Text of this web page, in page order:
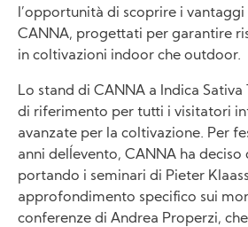
l’opportunità di scoprire i
CANNA, progettati per garantire
in coltivazioni indoor che outdoor.
Lo stand di CANNA a Indica
di riferimento per tutti i visitatori
avanzate per la coltivazione. Per
anni dell´evento, CANNA ha
portando i seminari di Pieter
approfondimento specifico sui
conferenze di Andrea Properzi,